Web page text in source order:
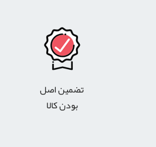
تضمین اصل
بودن کالا